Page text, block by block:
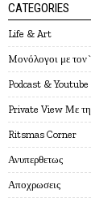
CATEGORIES
Life & Art
Mονόλογοι με
Podcast & Youtube
Private View Με
Ritsmas Corner
Ανυπερθετως
Αποχρωσεις